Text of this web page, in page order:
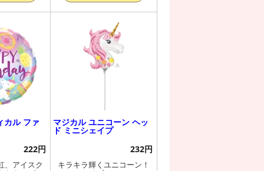
カル ファ
222円
、アイスク
マジカル ユニコーン ヘッ
ド ミニシェイプ
232円
キラキラ輝くユニコーン！